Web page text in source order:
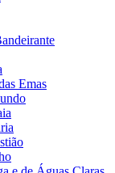
Emas